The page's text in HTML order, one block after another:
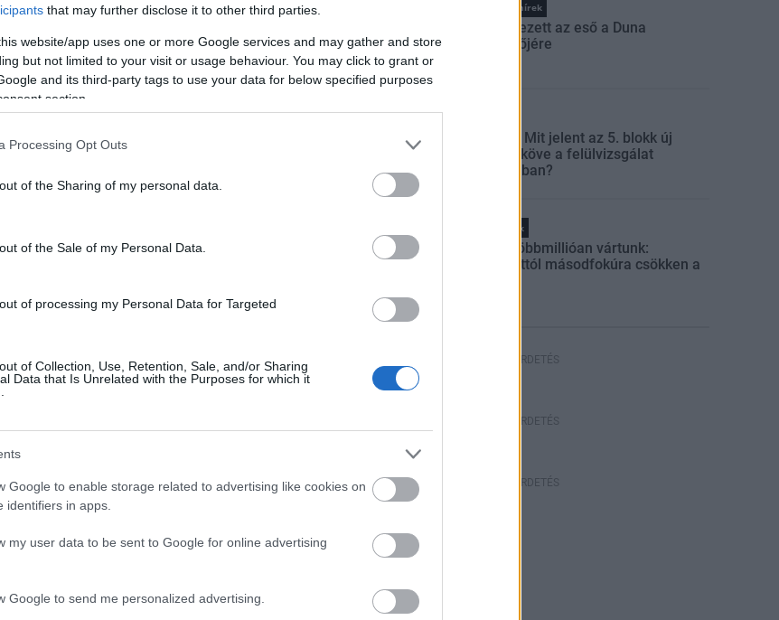
that may further disclose it to other third parties.
website/app uses one or more Google services and may gather and store
but not limited to your visit or usage behaviour. You may click to grant or
and its third-party tags to use your data for below specified purposes
section.
Processing Opt Outs
of the Sharing of my personal data.
of the Sale of my Personal Data.
of processing my Personal Data for Targeted
of Collection, Use, Retention, Sale, and/or Sharing
Data that Is Unrelated with the Purposes for which it
Google to enable storage related to advertising like cookies on
identifiers in apps.
my user data to be sent to Google for online advertising
Google to send me personalized advertising.
Galgóczi Ágnes arra kérte az embereket, kerüljék a
helyeket, tartsák be a maszkviselési, higiéniai
szabályokat.
júliusban hat balatoni városban lesz
Júliusban a Balaton környékén először 15 állomással hat
városban - Siófokon, Tihanyban,
Fonyódon, Balatonföldváron és
Balatonszabadi-Sóstón - teszi elérhetővé a Magyar
Telekom a még nagyobb sávszélességet, és sokkal több
szolgáltatást. A tervek szerint a nyár végére összesen
40-re bővül a Telekom Balaton körüli 5G lefedettséget
Országos hírek
Megérkezett az eső a Duna
vízgyűjtőjére
Paks II.: Mit jelent az 5. blokk új
mérföldköve a felülvizsgálat
árnyékában?
Helyi hírek
Amire többmillióan vártunk:
szombattól másodfokúra csökken a
HIRDETÉS
HIRDETÉS
HIRDETÉS